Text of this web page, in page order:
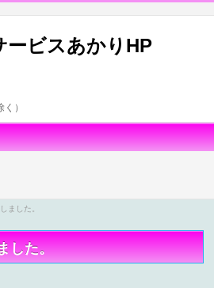
ービスあかりHP
）
ました。
した。